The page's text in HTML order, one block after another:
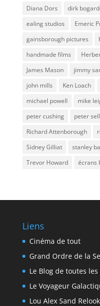
Diana Dors
dirk
ealing studios
Emeric
gainsborough pictures
handmade films
James Mason
jimmy
john mills
Ken Loach
michael powell
mike
peter cushing
peter
Richard Attenborough
Sidney Gilliat
stanley
Trevor Howard
écrans
Liens
Cinéma de tout
Grand Ordre de la
Le Blog de toutes
Le Voyageur
Lou Alex Sand